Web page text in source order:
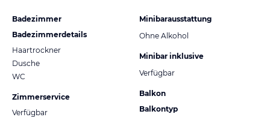
Badezimmer
Badezimmerdetails
Haartrockner
Dusche
WC
Zimmerservice
Verfügbar
Minibarausstattung
Ohne Alkohol
Minibar inklusive
Verfügbar
Balkon
Balkontyp